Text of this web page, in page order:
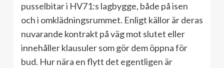
pusselbitar i HV71:s lagbygge, både på isen
och i omklädningsrummet. Enligt källor är deras
nuvarande kontrakt på väg mot slutet eller
innehåller klausuler som gör dem öppna för
bud. Hur nära en flytt det egentligen är